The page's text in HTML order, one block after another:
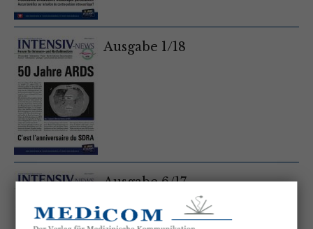
Ausgabe 1/18
Ausgabe 6/17